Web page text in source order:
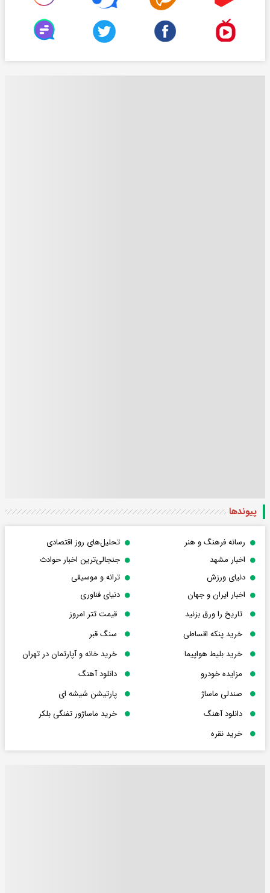
پیوندها
رسانه فرهنگ و هنر
تحلیل‌های روز اقتصادی
اخبار مشهد
جنجالی‌ترین اخبار حوادث
دنیای ورزش
ترانه و موسیقی
اخبار ایران و جهان
دنیای فناوری
تاریخ را ورق بزنید
قیمت تتر امروز
خرید پنکه اقساطی
سنگ قبر
خرید بلیط هواپیما
خرید خانه و آپارتمان در تهران
مزایده خودرو
دانلود آهنگ
صندلی ماساژ
پارتیشن شیشه ای
دانلود آهنگ
خرید ماساژور تفنگی بلکر
خرید نقره